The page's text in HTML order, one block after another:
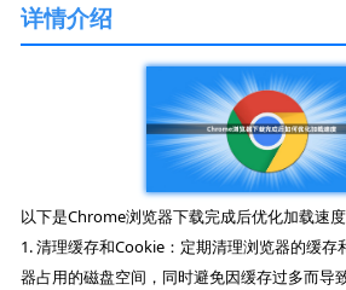
详情介绍
以下是Chrome浏览器下载完成后优化加载速度
1. 清理缓存和Cookie：定期清理浏览器的缓
器占用的磁盘空间，同时避免因缓存过多而导